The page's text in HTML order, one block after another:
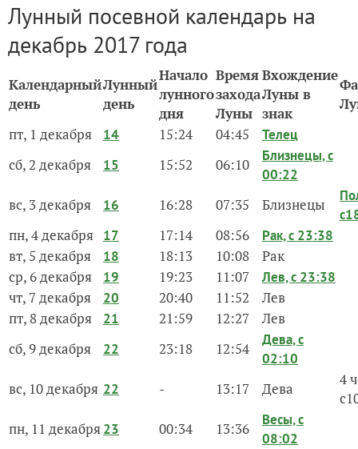
Лунный посевной календарь на
декабрь 2017 года
Календарный
день
Лунный
день
Начало
лунного
дня
Время
захода
Луны
Вхождение
Луны в
знак
пт, 1 декабря
14 15:24 04:45 Телец
сб, 2 декабря 15 15:52 06:10
Близнецы, с
00:22
вс, 3 декабря 16 16:28 07:35 Близнецы
пн, 4 декабря 17 17:14 08:56 Рак, с 23:38
вт, 5 декабря 18 18:13 10:08
Рак
ср, 6 декабря
19 19:23 11:07 Лев, с 23:38
чт, 7 декабря 20 20:40 11:52
Лев
пт, 8 декабря
21 21:59 12:27
Лев
сб, 9 декабря
22 23:18 12:54
Дева, с
02:10
вс, 10 декабря 22 - 13:17 Дева
4
пн, 11 декабря23 00:34 13:36
Весы, с
08:02